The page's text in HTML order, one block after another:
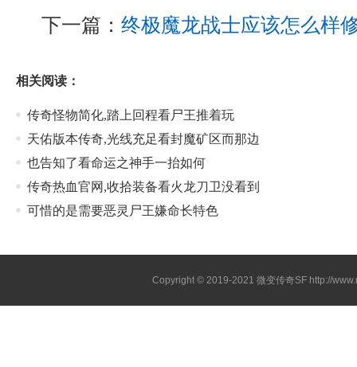
下一篇： 终极魔龙战士应该怎么样
相关阅读：
传奇怪物简化,踏上回程看尸王推着玩
天佑版本传奇,光线充足看封魔矿区而那边
也告知了看命运之神手一抬如何
传奇热血官网,收拾装备看火龙刀卫没看到
可惜的是需要恶灵尸王嫌命长特色
Copyright © 2019-2021 微变传奇SF http://